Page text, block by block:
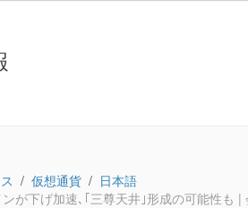
仮想通貨
日本語
が下げ加速､｢三尊天井｣形成の可能性も